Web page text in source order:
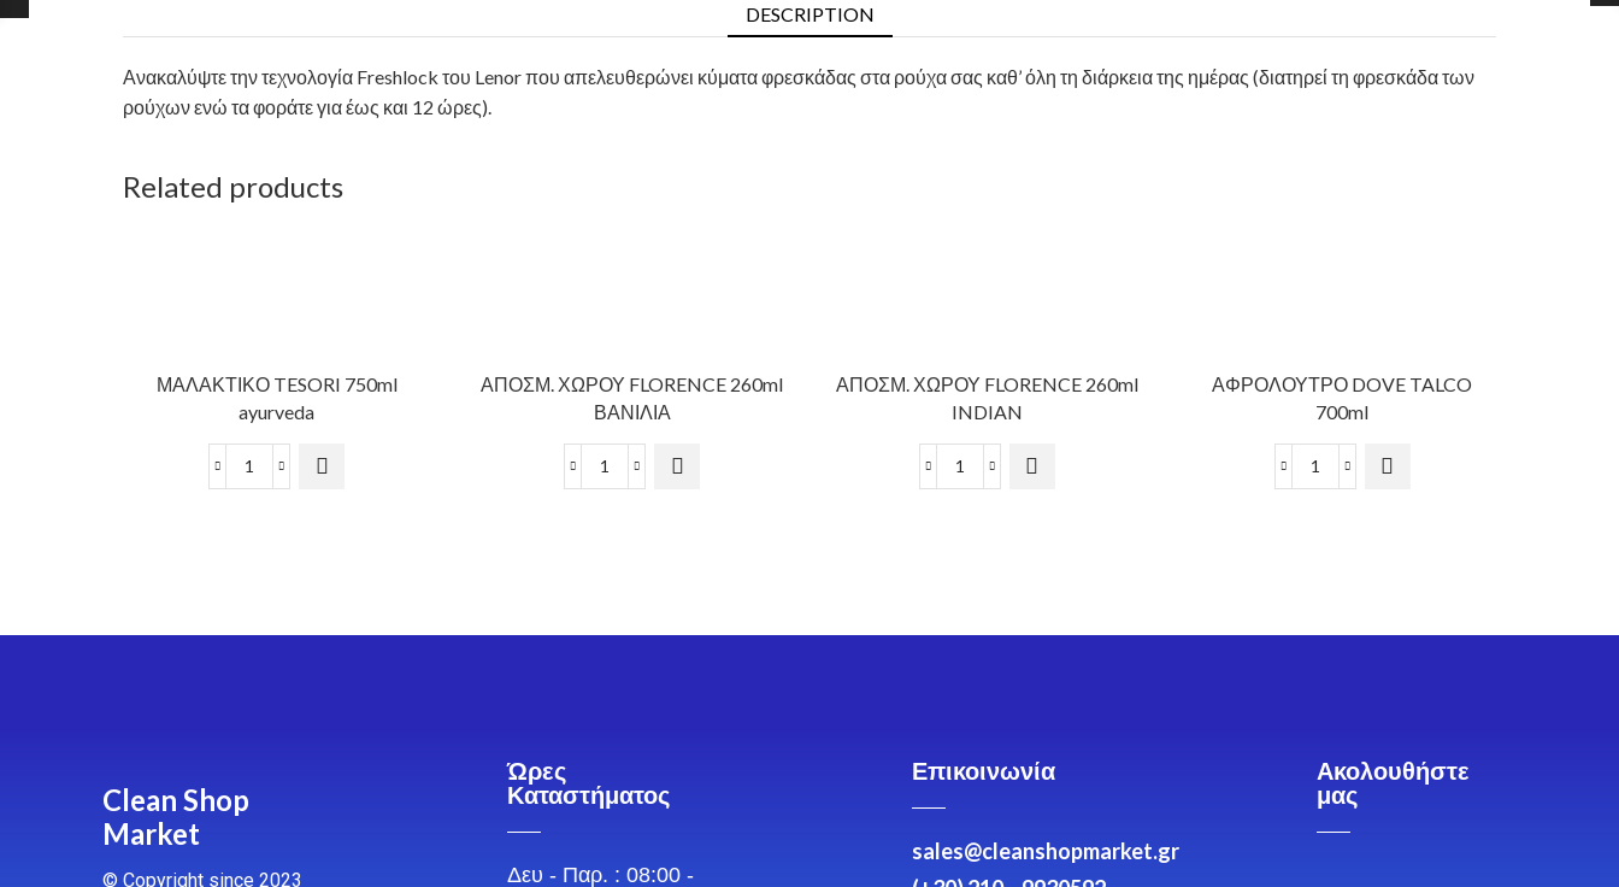
DESCRIPTION
Ανακαλύψτε την τεχνολογία Freshlock του Lenor που απελευθερώνει κύματα φρεσκάδας στα ρούχα σας καθ’ όλη τη διάρκεια της ημέρας (διατηρεί τη φρεσκάδα των
ρούχων ενώ τα φοράτε για έως και 12 ώρες).
Related products
ΜΑΛΑΚΤΙΚΟ TESORI 750ml
ayurveda
ΑΠΟΣΜ. ΧΩΡΟΥ FLORENCE 260ml
ΒΑΝΙΛΙΑ
ΑΠΟΣΜ. ΧΩΡΟΥ FLORENCE 260ml
INDIAN
ΑΦΡΟΛΟΥΤΡΟ DOVE TALCO
700ml
Clean Shop
Market
© Copyright since 2023
Ώρες
Καταστήματος
Δευ - Παρ. : 08:00 -
Επικοινωνία
sales@cleanshopmarket.gr
Ακολουθήστε
μας